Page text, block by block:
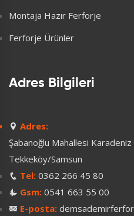
Montaja Hazır Ferforje
Ferforje Ürünler
Adres Bilgileri
Adres:
Şabanoğlu Mahallesi
Tekkeköy/Samsun
Tel: 0362 266 45 80
Gsm: 0541 663 55 00
E-posta: